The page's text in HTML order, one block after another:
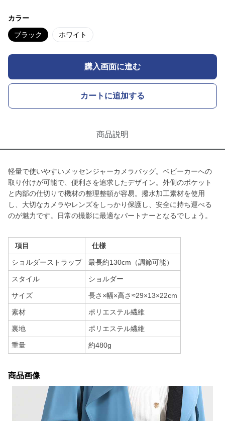
カラー
ブラック ホワイト
購入画面に進む
カートに追加する
商品説明
軽量で使いやすいメッセンジャーカメラバッグ。ベビーカーへの
取り付けが可能で、便利さを追求したデザイン。外側のポケット
と内部の仕切りで機材の整理整頓が容易。撥水加工素材を使用
し、大切なカメラやレンズをしっかり保護し、安全に持ち運べる
のが魅力です。日常の撮影に最適なパートナーとなるでしょう。
項目 仕様
ショルダーストラップ 最長約130cm（調節可能）
スタイル ショルダー
サイズ 長さ×幅×高さ≈29×13×22cm
素材 ポリエステル繊維
裏地 ポリエステル繊維
重量 約480g
商品画像